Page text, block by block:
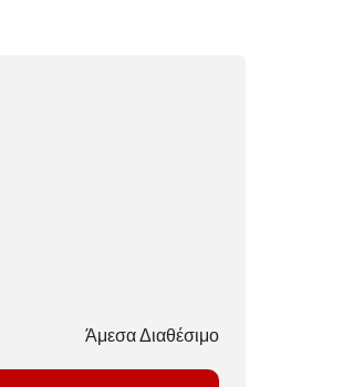
Άμεσα Διαθέσιμο